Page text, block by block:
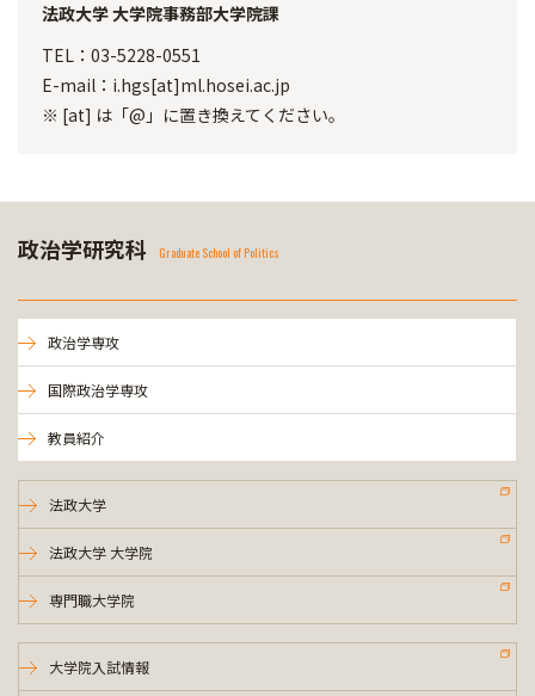
法政大学 大学院事務部大学院課
TEL：03-5228-0551
E-mail：i.hgs[at]ml.hosei.ac.jp
※ [at] は「@」に置き換えてください。
政治学研究科 Graduate School of Politics
政治学専攻
国際政治学専攻
教員紹介
法政大学
法政大学 大学院
専門職大学院
大学院入試情報